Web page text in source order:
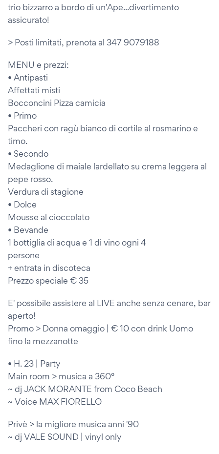
trio bizzarro a bordo di un'Ape...divertimento
assicurato!
> Posti limitati, prenota al 347 9079188
MENU e prezzi:
• Antipasti
Affettati misti
Bocconcini Pizza camicia
• Primo
Paccheri con ragù bianco di cortile al rosmarino e
timo.
• Secondo
Medaglione di maiale lardellato su crema leggera al
pepe rosso.
Verdura di stagione
• Dolce
Mousse al cioccolato
• Bevande
1 bottiglia di acqua e 1 di vino ogni 4
persone
+ entrata in discoteca
Prezzo speciale € 35
E' possibile assistere al LIVE anche senza cenare, bar
aperto!
Promo > Donna omaggio | € 10 con drink Uomo
fino la mezzanotte
• H. 23 | Party
Main room > musica a 360°
~ dj JACK MORANTE from Coco Beach
~ Voice MAX FIORELLO
Privè > la migliore musica anni '90
~ dj VALE SOUND | vinyl only